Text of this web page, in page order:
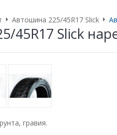
Автошина 225/45R17 Slick
Slick
гравия.